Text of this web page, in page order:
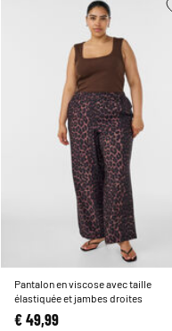
Pantalon en viscose avec taille
élastiquée et jambes droites
€ 49,99